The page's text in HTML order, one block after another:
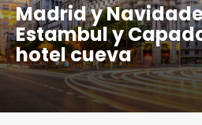
Madrid y
Estambul y
hotel cueva